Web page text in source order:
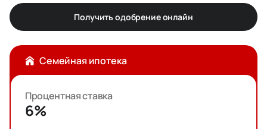
Получить одобрение онлайн
Семейная ипотека
Процентная ставка
6%